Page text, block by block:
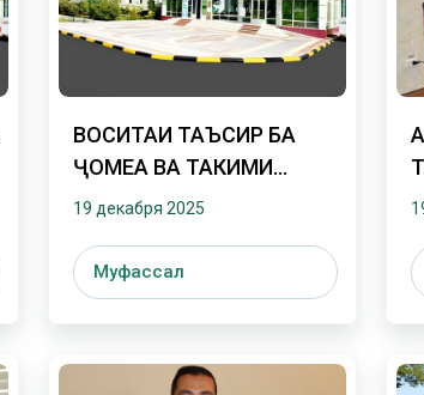
ВОСИТАИ ТАЪСИР БА
ҶОМЕА ВА ТАҲКИМИ
СУБОТ
19 декабря 2025
Муфассал